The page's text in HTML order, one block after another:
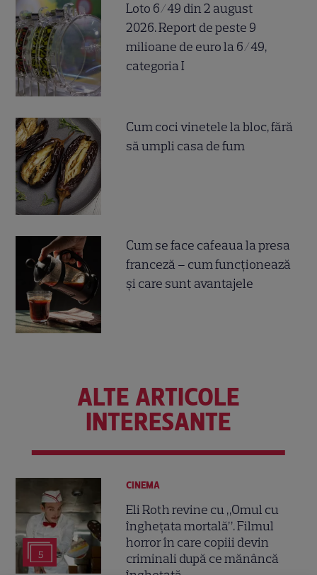
Loto 6/49 din 2 august
2026. Report de peste 9
milioane de euro la 6/49,
categoria I
Cum coci vinetele la bloc, fără
să umpli casa de fum
Cum se face cafeaua la presa
franceză – cum funcționează
și care sunt avantajele
ALTE ARTICOLE
INTERESANTE
5
CINEMA
Eli Roth revine cu „Omul cu
înghețata mortală”. Filmul
horror în care copiii devin
criminali după ce mănâncă